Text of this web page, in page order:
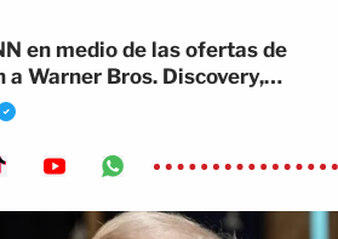
en medio de las ofertas de
Warner Bros. Discovery,